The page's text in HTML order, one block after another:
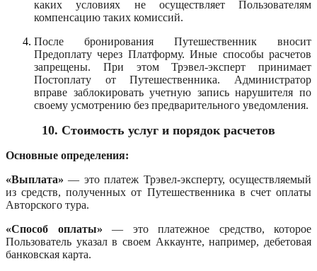
каких условиях не осуществляет Пользователям
компенсацию таких комиссий.
После бронирования Путешественник вносит
Предоплату через Платформу. Иные способы расчетов
запрещены. При этом Трэвел-эксперт принимает
Постоплату от Путешественника. Администратор
вправе заблокировать учетную запись нарушителя по
своему усмотрению без предварительного уведомления.
10. Стоимость услуг и порядок расчетов
Основные определения:
«Выплата» — это платеж Трэвел-эксперту, осуществляемый
из средств, полученных от Путешественника в счет оплаты
Авторского тура.
«Способ оплаты» — это платежное средство, которое
Пользователь указал в своем Аккаунте, например, дебетовая
банковская карта.